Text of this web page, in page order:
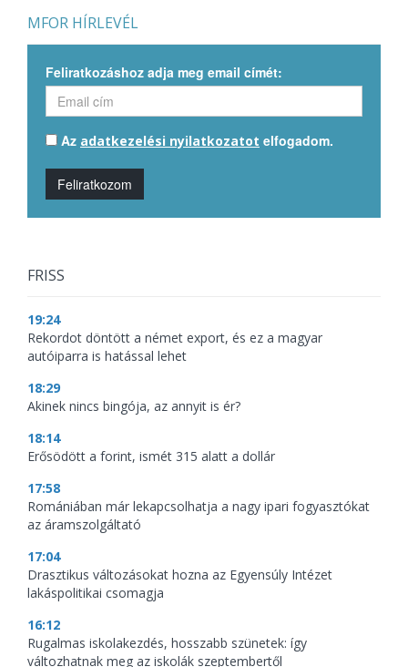
MFOR HÍRLEVÉL
Feliratkozáshoz adja meg email címét:
Az adatkezelési nyilatkozatot elfogadom.
Feliratkozom
FRISS
19:24
Rekordot döntött a német export, és ez a magyar
autóiparra is hatással lehet
18:29
Akinek nincs bingója, az annyit is ér?
18:14
Erősödött a forint, ismét 315 alatt a dollár
17:58
Romániában már lekapcsolhatja a nagy ipari fogyasztókat
az áramszolgáltató
17:04
Drasztikus változásokat hozna az Egyensúly Intézet
lakáspolitikai csomagja
16:12
Rugalmas iskolakezdés, hosszabb szünetek: így
változhatnak meg az iskolák szeptembertől